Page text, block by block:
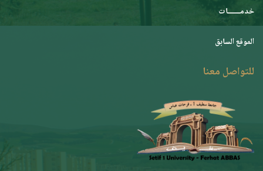
خدمـــــــات
الموقع السابق
للتواصل معنا